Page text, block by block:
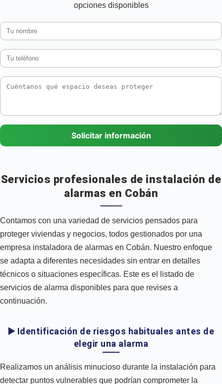
opciones disponibles
Solicitar información
Servicios profesionales de instalación de
alarmas en Cobán
Contamos con una variedad de servicios pensados para
proteger viviendas y negocios, todos gestionados por una
empresa instaladora de alarmas en Cobán. Nuestro enfoque
se adapta a diferentes necesidades sin entrar en detalles
técnicos o situaciones específicas. Este es el listado de
servicios de alarma disponibles para que revises a
continuación.
▶️ Identificación de riesgos habituales antes de
elegir una alarma
Realizamos un análisis minucioso durante la instalación para
detectar puntos vulnerables que podrían comprometer la